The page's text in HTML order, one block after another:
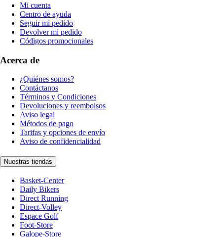
Mi cuenta
Centro de ayuda
Seguir mi pedido
Devolver mi pedido
Códigos promocionales
Acerca de
¿Quiénes somos?
Contáctanos
Términos y Condiciones
Devoluciones y reembolsos
Aviso legal
Métodos de pago
Tarifas y opciones de envío
Aviso de confidencialidad
Nuestras tiendas
Basket-Center
Daily Bikers
Direct Running
Direct-Volley
Espace Golf
Foot-Store
Galope-Store